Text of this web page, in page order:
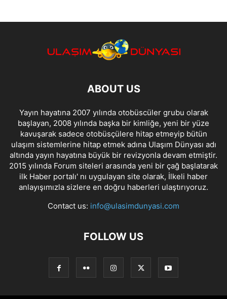
ABOUT US
Yayın hayatına 2007 yılında otobüscüler grubu olarak
başlayan, 2008 yılında başka bir kimliğe, yeni bir yüze
kavuşarak sadece otobüsçülere hitap etmeyip bütün
ulaşım sistemlerine hitap etmek adına Ulaşım Dünyası adı
altında yayın hayatına büyük bir revizyonla devam etmiştir.
2015 yılında Forum siteleri arasında yeni bir çağ başlatarak
ilk Haber portalı' nı uygulayan site olarak, İlkeli haber
anlayışımızla sizlere en doğru haberleri ulaştırıyoruz.
Contact us: info@ulasimdunyasi.com
FOLLOW US